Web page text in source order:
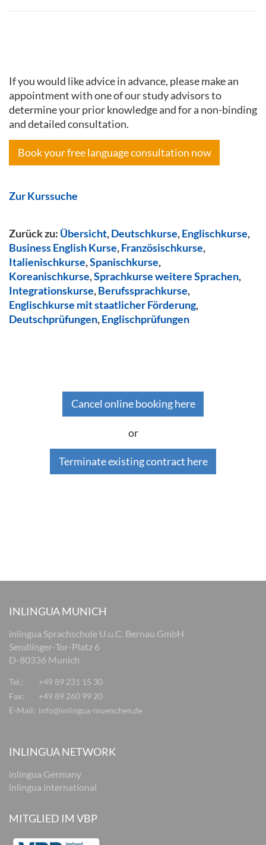
If you would like advice in advance, please make an
appointment with one of our study advisors to
determine your prior knowledge and for a non-binding
and detailed consultation.
Book your free language consultation now
Zur Kurssuche
Zurück zu: Übersicht,Deutschkurse,Englischkurse,
Business English Kurse,Französischkurse,
Italienischkurse,Spanischkurse,
Koreanischkurse,Sprachkurse weitere Sprachen,
Integrationskurse,Berufssprachkurse,
Englischkurse mit staatlicher Förderung,
Deutschprüfungen,Englischprüfungen
Cancel online booking here
or
Terminate existing contract here
INLINGUA MUNICH
inlingua Sprachschule U.u.C. Bernau GmbH
Sendlinger-Tor-Platz 6
D-80336 Munich
Tel.:
+49 89 231 15 30
Fax:
+49 89 260 99 20
E-Mail: info@inlingua-muenchen.de
INLINGUA NETWORK
inlingua Germany
inlingua international
MITGLIED IM VBP